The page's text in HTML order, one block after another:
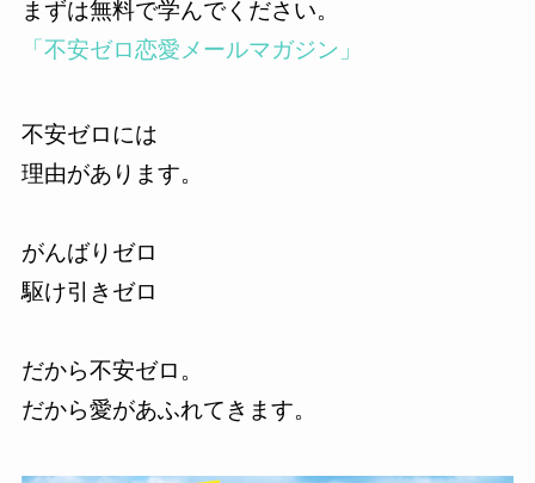
まずは無料で学んでください。
「不安ゼロ恋愛メールマガジン」
不安ゼロには
理由があります。
がんばりゼロ
駆け引きゼロ
だから不安ゼロ。
だから愛があふれてきます。